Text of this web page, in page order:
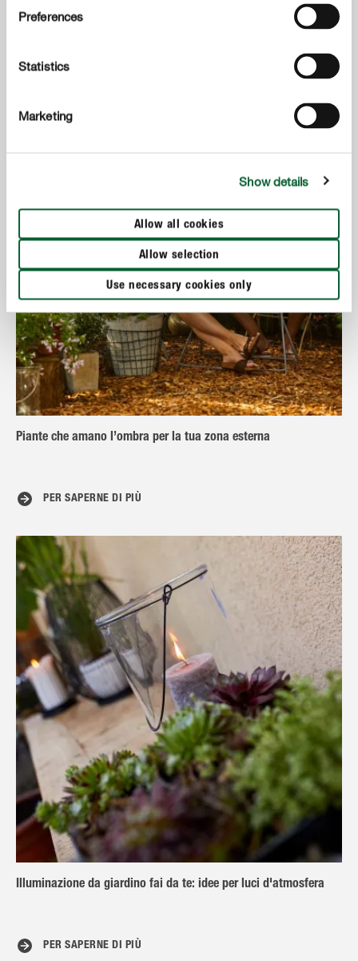
Preferences
Statistics
Marketing
Show details
Allow all cookies
Allow selection
Use necessary cookies only
Piante che amano l’ombra per la tua zona esterna
PER SAPERNE DI PIÙ
Illuminazione da giardino fai da te: idee per luci d'atmosfera
PER SAPERNE DI PIÙ